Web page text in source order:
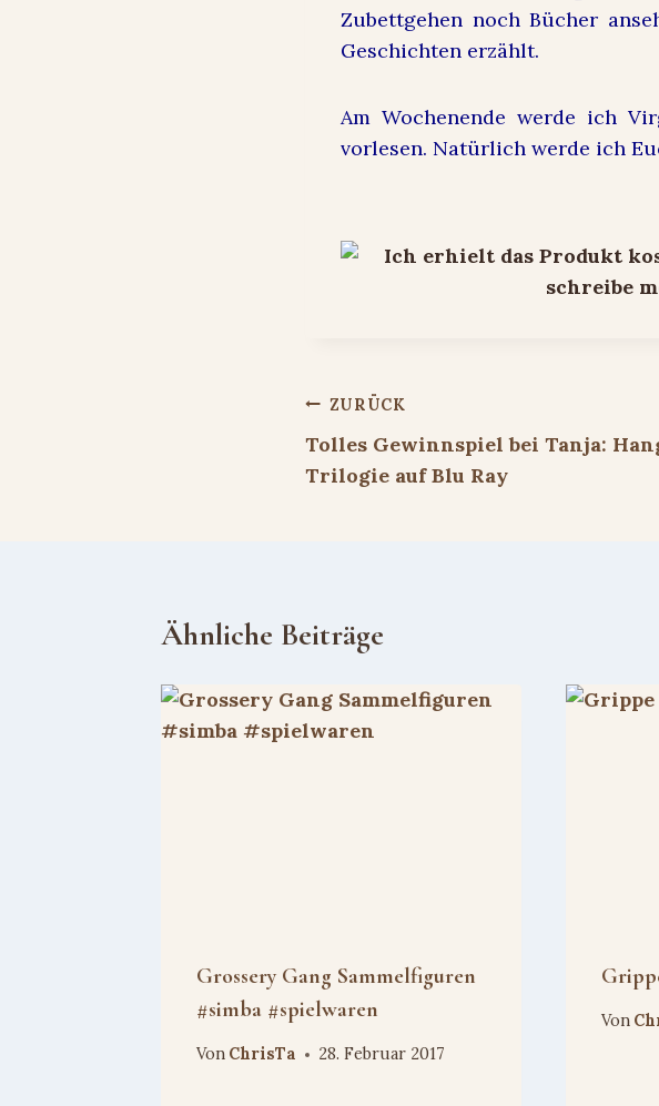
Zubettgehen noch Bücher
Geschichten erzählt.
Am Wochenende werde ich
vorlesen. Natürlich werde ich
Beitragsnavigation
ZURÜCK
Tolles Gewinnspiel bei Tanja:
Trilogie auf Blu Ray
Ähnliche Beiträge
Grossery Gang Sammelfiguren
#simba #spielwaren
Von ChrisTa 28. Februar 2017
Von